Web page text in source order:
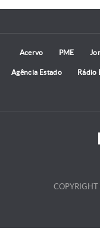
Acervo PME
Agência Estado Rádio